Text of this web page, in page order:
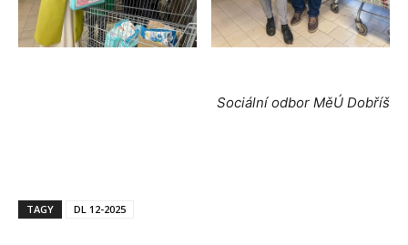
Sociální odbor MěÚ Dobříš
TAGY DL 12-2025